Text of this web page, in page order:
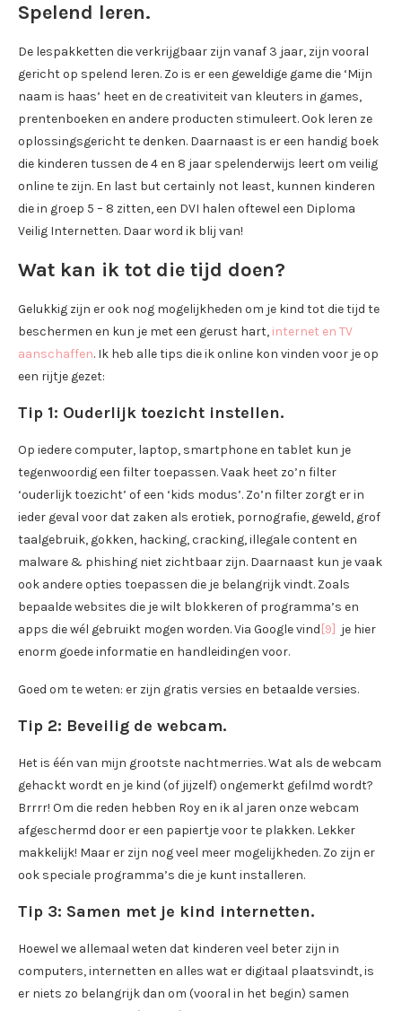
Spelend leren.
De lespakketten die verkrijgbaar zijn vanaf 3 jaar, zijn vooral
gericht op spelend leren. Zo is er een geweldige game die ‘Mijn
naam is haas’ heet en de creativiteit van kleuters in games,
prentenboeken en andere producten stimuleert. Ook leren ze
oplossingsgericht te denken. Daarnaast is er een handig boek
die kinderen tussen de 4 en 8 jaar spelenderwijs leert om veilig
online te zijn. En last but certainly not least, kunnen kinderen
die in groep 5 – 8 zitten, een DVI halen oftewel een Diploma
Veilig Internetten. Daar word ik blij van!
Wat kan ik tot die tijd doen?
Gelukkig zijn er ook nog mogelijkheden om je kind tot die tijd te
beschermen en kun je met een gerust hart, internet en TV
aanschaffen. Ik heb alle tips die ik online kon vinden voor je op
een rijtje gezet:
Tip 1: Ouderlijk toezicht instellen.
Op iedere computer, laptop, smartphone en tablet kun je
tegenwoordig een filter toepassen. Vaak heet zo’n filter
‘ouderlijk toezicht’ of een ‘kids modus’. Zo’n filter zorgt er in
ieder geval voor dat zaken als erotiek, pornografie, geweld, grof
taalgebruik, gokken, hacking, cracking, illegale content en
malware & phishing niet zichtbaar zijn. Daarnaast kun je vaak
ook andere opties toepassen die je belangrijk vindt. Zoals
bepaalde websites die je wilt blokkeren of programma’s en
apps die wél gebruikt mogen worden. Via Google vind [9] je hier
enorm goede informatie en handleidingen voor.
Goed om te weten: er zijn gratis versies en betaalde versies.
Tip 2: Beveilig de webcam.
Het is één van mijn grootste nachtmerries. Wat als de webcam
gehackt wordt en je kind (of jijzelf) ongemerkt gefilmd wordt?
Brrrr! Om die reden hebben Roy en ik al jaren onze webcam
afgeschermd door er een papiertje voor te plakken. Lekker
makkelijk! Maar er zijn nog veel meer mogelijkheden. Zo zijn er
ook speciale programma’s die je kunt installeren.
Tip 3: Samen met je kind internetten.
Hoewel we allemaal weten dat kinderen veel beter zijn in
computers, internetten en alles wat er digitaal plaatsvindt, is
er niets zo belangrijk dan om (vooral in het begin) samen